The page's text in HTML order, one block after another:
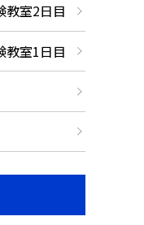
教室2日目
教室1日目